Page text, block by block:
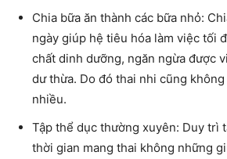
Chia bữa ăn thành các bữa nhỏ:
ngày giúp hệ tiêu hóa làm việc tối
chất dinh dưỡng, ngăn ngừa được
dư thừa. Do đó thai nhi cũng
nhiều.
Tập thể dục thường xuyên: Duy trì
thời gian mang thai không những